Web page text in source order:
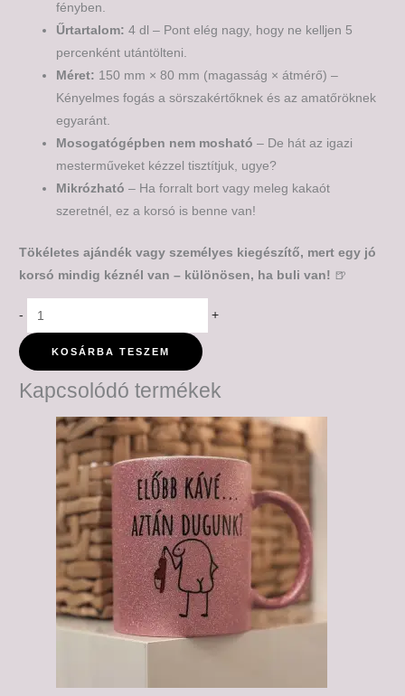
fényben.
Űrtartalom: 4 dl – Pont elég nagy, hogy ne kelljen 5
percenként utántölteni.
Méret: 150 mm × 80 mm (magasság × átmérő) –
Kényelmes fogás a sörszakértőknek és az amatőröknek
egyaránt.
Mosogatógépben nem mosható – De hát az igazi
mesterműveket kézzel tisztítjuk, ugye?
Mikrózható – Ha forralt bort vagy meleg kakaót
szeretnél, ez a korsó is benne van!
Tökéletes ajándék vagy személyes kiegészítő, mert egy jó
korsó mindig kéznél van – különösen, ha buli van! 🍺
- +
KOSÁRBA TESZEM
Kapcsolódó termékek
6,000 Ft
-
6,500 Ft